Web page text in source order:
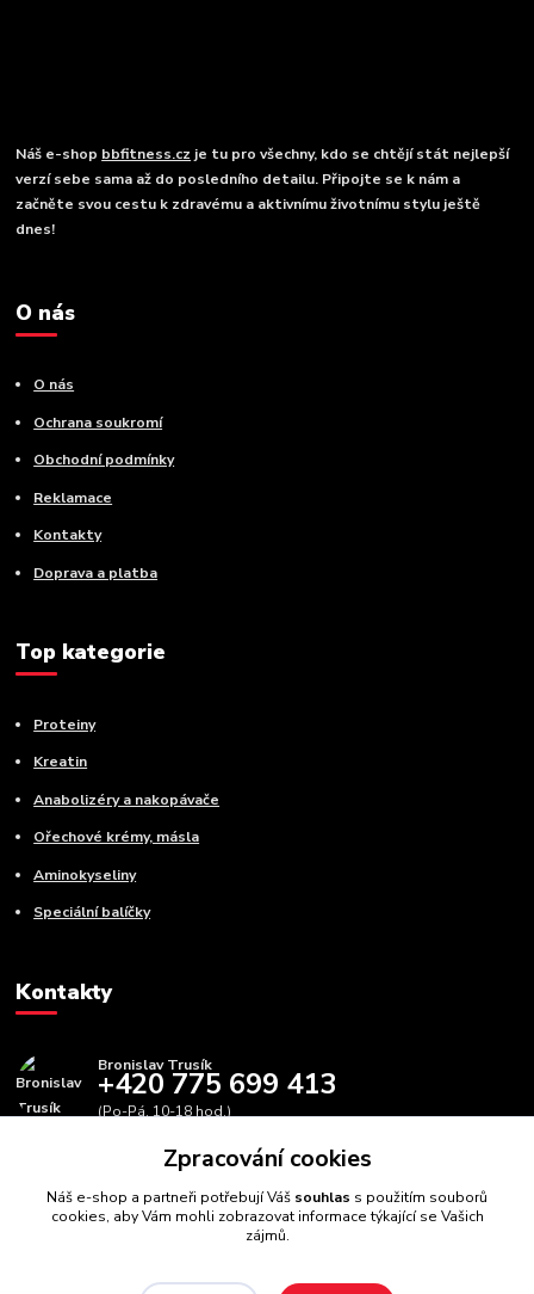
Náš e-shop bbfitness.cz je tu pro všechny, kdo se chtějí stát nejlepší
verzí sebe sama až do posledního detailu. Připojte se k nám a
začněte svou cestu k zdravému a aktivnímu životnímu stylu ještě
dnes!
O nás
O nás
Ochrana soukromí
Obchodní podmínky
Reklamace
Kontakty
Doprava a platba
Top kategorie
Proteiny
Kreatin
Anabolizéry a nakopávače
Ořechové krémy, másla
Aminokyseliny
Speciální balíčky
Kontakty
Bronislav Trusík
+420 775 699 413
(Po-Pá, 10-18 hod.)
info@bbfitness.czZpracování cookies
Náš e-shop a partneři potřebují Váš souhlas s použitím souborů
cookies, aby Vám mohli zobrazovat informace týkající se Vašich
zájmů.